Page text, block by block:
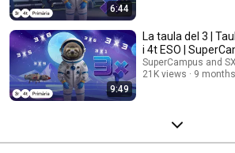
6:44
9:49
La taula del 3 |
i 4t ESO |
SuperCampus and
21K views
9